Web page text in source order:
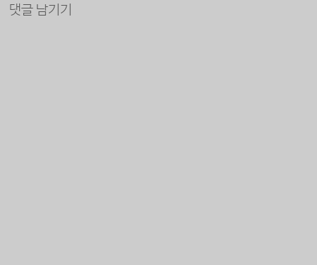
댓글 남기기